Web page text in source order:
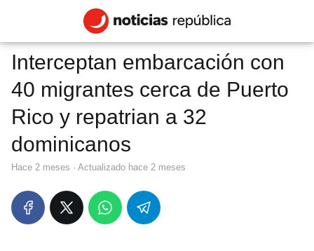
Interceptan embarcación con
40 migrantes cerca de Puerto
Rico y repatrian a 32
dominicanos
hace 2 meses · Actualizado hace 2 meses